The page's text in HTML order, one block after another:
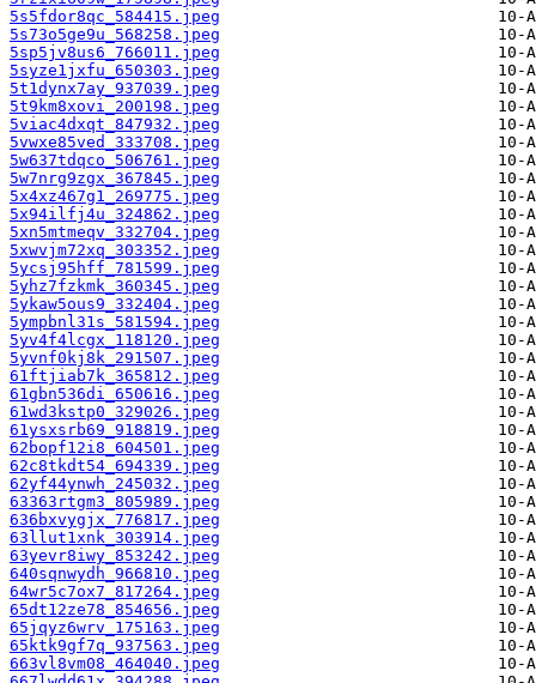
5s5fdor8qc_584415.jpeg
5s73o5ge9u_568258.jpeg
5sp5jv8us6_766011.jpeg
5syze1jxfu_650303.jpeg
5t1dynx7ay_937039.jpeg
5t9km8xovi_200198.jpeg
5viac4dxqt_847932.jpeg
5vwxe85ved_333708.jpeg
5w637tdqco_506761.jpeg
5w7nrg9zgx_367845.jpeg
5x4xz467g1_269775.jpeg
5x94ilfj4u_324862.jpeg
5xn5mtmeqv_332704.jpeg
5xwvjm72xq_303352.jpeg
5ycsj95hff_781599.jpeg
5yhz7fzkmk_360345.jpeg
5ykaw5ous9_332404.jpeg
5ympbnl31s_581594.jpeg
5yv4f4lcgx_118120.jpeg
5yvnf0kj8k_291507.jpeg
61ftjiab7k_365812.jpeg
61gbn536di_650616.jpeg
61wd3kstp0_329026.jpeg
61ysxsrb69_918819.jpeg
62bopf12i8_604501.jpeg
62c8tkdt54_694339.jpeg
62yf44ynwh_245032.jpeg
63363rtgm3_805989.jpeg
636bxvygjx_776817.jpeg
63llut1xnk_303914.jpeg
63yevr8iwy_853242.jpeg
640sqnwydh_966810.jpeg
64wr5c7ox7_817264.jpeg
65dt12ze78_854656.jpeg
65jqyz6wrv_175163.jpeg
65ktk9gf7q_937563.jpeg
663vl8vm08_464040.jpeg